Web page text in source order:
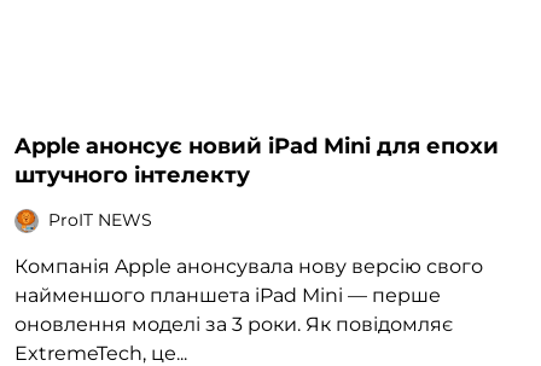
Apple анонсує новий iPad Mini для епохи
штучного інтелекту
ProIT NEWS
Компанія Apple анонсувала нову версію свого
найменшого планшета iPad Mini — перше
оновлення моделі за 3 роки. Як повідомляє
ExtremeTech, це...